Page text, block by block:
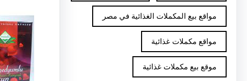
مواقع بيع المكملات الغذائية في مصر
مواقع مكملات غذائية
موقع بيع مكملات غذائية